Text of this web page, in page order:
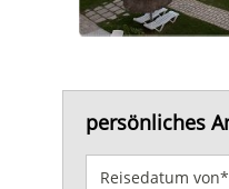
persönliches